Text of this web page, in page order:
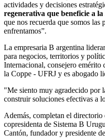
actividades y decisiones
regenerativa que beneficie a
que nos recuerda que somos las
enfrentamos”.
La empresaria B argentina
para negocios, territorios y
Internacional, consejero emérito
la Coppe - UFRJ y es abogado
"Me siento muy agradecido por
construir soluciones efectivas a
Además, completan el
copresidenta de Sistema B
Cantón, fundador y presidente